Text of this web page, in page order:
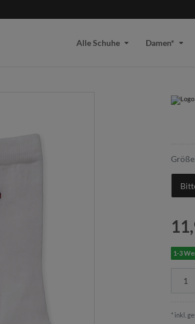
Alle Schuhe Damen*
1-3
* inkl.